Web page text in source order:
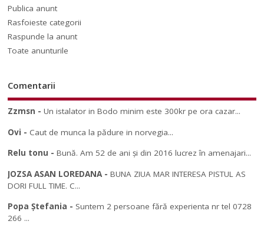
Publica anunt
Rasfoieste categorii
Raspunde la anunt
Toate anunturile
Comentarii
Zzmsn -Un istalator in Bodo minim este 300kr pe ora cazar...
Ovi - Caut de munca la pădure in norvegia...
Relu tonu -Bună. Am 52 de ani și din 2016 lucrez în amenajari...
JOZSA ASAN LOREDANA-BUNA ZIUA MAR INTERESA PISTUL AS
DORI FULL TIME. C...
Popa Ștefania - Suntem 2 persoane fără experienta nr tel 0728
266 ...